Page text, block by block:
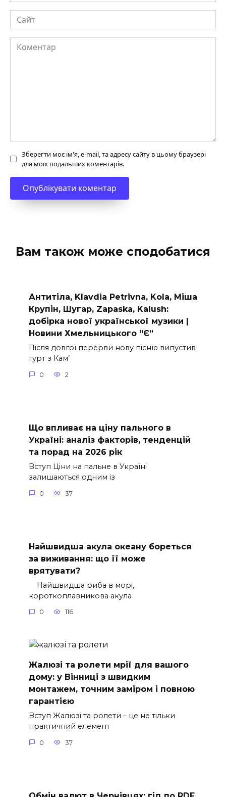
Сайт
Коментар
Зберегти моє ім'я, e-mail, та адресу сайту в цьому браузері
для моїх подальших коментарів.
Вам також може сподобатися
Антитіла, Klavdia Petrivna, Kola, Міша
Крупін, Шугар, Zapaska, Kalush:
добірка нової української музики |
Новини Хмельницького “Є”
Після довгої перерви нову пісню випустив
гурт з Кам’
0 2
Що впливає на ціну пального в
Україні: аналіз факторів, тенденцій
та порад на 2026 рік
Вступ Ціни на пальне в Україні
залишаються одним із
0 37
Найшвидша акула океану бореться
за виживання: що її може
врятувати?
Найшвидша риба в морі,
короткоплавникова акула
0 116
Жалюзі та ролети мрії для вашого
дому: у Вінниці з швидким
монтажем, точним заміром і повною
гарантією
Вступ Жалюзі та ролети – це не тільки
практичний елемент
0 37